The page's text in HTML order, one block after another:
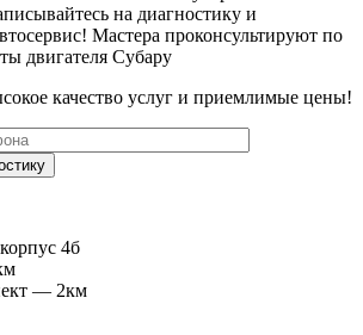
на диагностику и
Мастера проконсультируют по
двигателя Субару
качество услуг и приемлимые цены!
4б
— 2км